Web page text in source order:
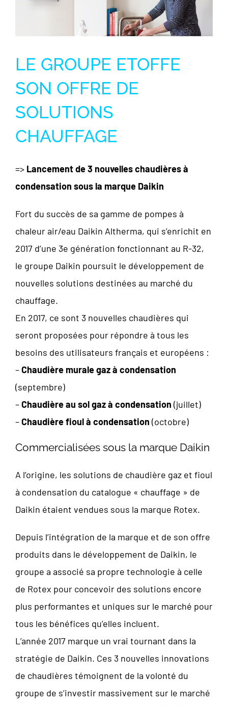
LE GROUPE ETOFFE
SON OFFRE DE
SOLUTIONS
CHAUFFAGE
=> Lancement de 3 nouvelles chaudières à
condensation sous la marque Daikin
Fort du succès de sa gamme de pompes à
chaleur air/eau Daikin Altherma, qui s’enrichit en
2017 d’une 3e génération fonctionnant au R-32,
le groupe Daikin poursuit le développement de
nouvelles solutions destinées au marché du
chauffage.
En 2017, ce sont 3 nouvelles chaudières qui
seront proposées pour répondre à tous les
besoins des utilisateurs français et européens :
–Chaudière murale gaz à condensation
(septembre)
–Chaudière au sol gaz à condensation (juillet)
–Chaudière fioul à condensation (octobre)
Commercialisées sous la marque Daikin
A l’origine, les solutions de chaudière gaz et fioul
à condensation du catalogue « chauffage » de
Daikin étaient vendues sous la marque Rotex.
Depuis l’intégration de la marque et de son offre
produits dans le développement de Daikin, le
groupe a associé sa propre technologie à celle
de Rotex pour concevoir des solutions encore
plus performantes et uniques sur le marché pour
tous les bénéfices qu’elles incluent.
L’année 2017 marque un vrai tournant dans la
stratégie de Daikin. Ces 3 nouvelles innovations
de chaudières témoignent de la volonté du
groupe de s’investir massivement sur le marché